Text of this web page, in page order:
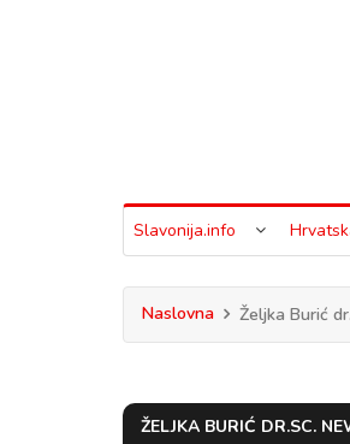
Slavonija.info
Naslovna Željka Burić
ŽELJKA BURIĆ DR.SC.